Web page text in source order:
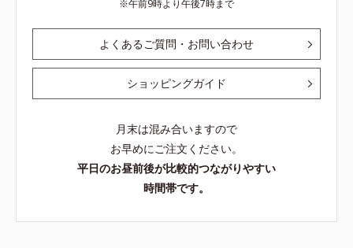
午前9時より午後7時まで
よくあるご質問・お問い合わせ
ショッピングガイド
月末は混み合いますので
お早めにご注文ください。
平日のお昼前後が比較的つながりやすい
時間帯です。